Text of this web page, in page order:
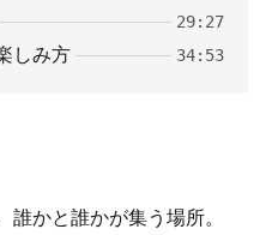
29:27
しみ方 34:53
かと誰かが集う場所。